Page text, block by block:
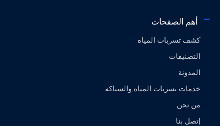
أهم الصفحات
كشف تسربات المياه
التصنيفات
المدونة
خدمات تسربات المياه والسباكه
من نحن
إتصل بنا